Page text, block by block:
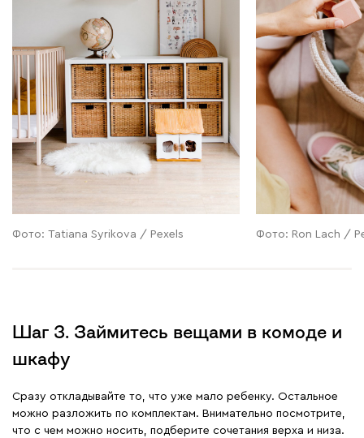
Фото: Tatiana Syrikova / Pexels Фото: Ron Lach /
Шаг 3. Займитесь вещами в комоде и
шкафу
Сразу откладывайте то, что уже мало ребенку. Остальное
можно разложить по комплектам. Внимательно посмотрите,
что с чем можно носить, подберите сочетания верха и низа.